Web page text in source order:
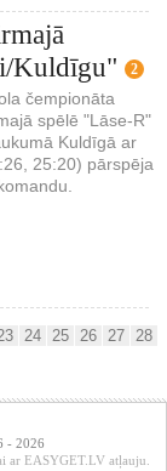
Kuldīgu"
2
čempionāta
spēlē "Lāse-R"
Kuldīgā ar
25:20) pārspēja
24 25 26 27
28
- 2026
ar EASYGET.LV atļauju.